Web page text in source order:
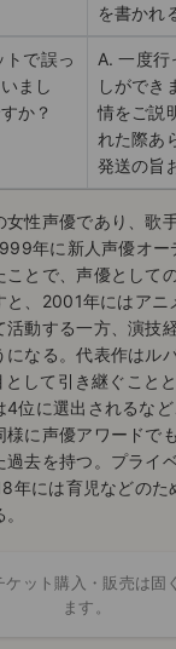
を書かれ
トで誤っ
まし
か？
A. 一度行
しができ
情をご説
れた際あ
発送の旨
性声優であり、歌
年に新人声優オー
ことで、声優として
と、2001年にはアニ
活動する一方、演技
になる。代表作はル
して引き継ぐこと
4位に選出されるな
に声優アワードで
過去を持つ。プライ
年には育児などのた
ット購入・販売は固
ます。